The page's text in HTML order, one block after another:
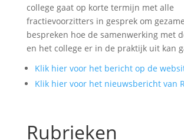
college gaat op korte termijn met alle
fractievoorzitters in gesprek om
bespreken hoe de samenwerking met
en het college er in de praktijk uit kan
Klik hier voor het bericht op de
Klik hier voor het nieuwsbericht van
Rubrieken